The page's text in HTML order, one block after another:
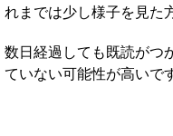
れまでは少し様子を見た
数日経過しても既読がつ
ていない可能性が高いで